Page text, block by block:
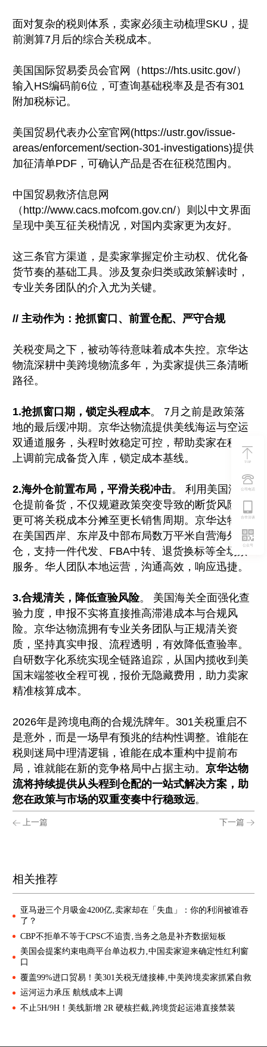
TOP
公司电话
合作洽谈
公众号
面对复杂的税则体系，卖家必须主动梳理SKU，提
前测算7月后的综合关税成本。
美国国际贸易委员会官网（https://hts.usitc.gov/）
输入HS编码前6位，可查询基础税率及是否有301
附加税标记。
美国贸易代表办公室官网(https://ustr.gov/issue-
areas/enforcement/section-301-investigations)提供
加征清单PDF，可确认产品是否在征税范围内。
中国贸易救济信息网
（http://www.cacs.mofcom.gov.cn/）则以中文界面
呈现中美互征关税情况，对国内卖家更为友好。
这三条官方渠道，是卖家掌握定价主动权、优化备
货节奏的基础工具。涉及复杂归类或政策解读时，
专业关务团队的介入尤为关键。
// 主动作为：抢抓窗口、前置仓配、严守合规
关税变局之下，被动等待意味着成本失控。京华达
物流深耕中美跨境物流多年，为卖家提供三条清晰
路径。
1.抢抓窗口期，锁定头程成本。 7月之前是政策落
地的最后缓冲期。京华达物流提供美线海运与空运
双通道服务，头程时效稳定可控，帮助卖家在税率
上调前完成备货入库，锁定成本基线。
2.海外仓前置布局，平滑关税冲击。 利用美国海外
仓提前备货，不仅规避政策突变导致的断货风险，
更可将关税成本分摊至更长销售周期。京华达物流
在美国西岸、东岸及中部布局数万平米自营海外
仓，支持一件代发、FBA中转、退货换标等全场景
服务。华人团队本地运营，沟通高效，响应迅捷。
3.合规清关，降低查验风险。 美国海关全面强化查
验力度，申报不实将直接推高滞港成本与合规风
险。京华达物流拥有专业关务团队与正规清关资
质，坚持真实申报、流程透明，有效降低查验率。
自研数字化系统实现全链路追踪，从国内揽收到美
国末端签收全程可视，报价无隐藏费用，助力卖家
精准核算成本。
2026年是跨境电商的合规洗牌年。301关税重启不
是意外，而是一场早有预兆的结构性调整。谁能在
税则迷局中理清逻辑，谁能在成本重构中提前布
局，谁就能在新的竞争格局中占据主动。京华达物
流将持续提供从头程到仓配的一站式解决方案，助
您在政策与市场的双重变奏中行稳致远。
上一篇 下一篇
相关推荐
亚马逊三个月吸金4200亿‚卖家却在「失血」：你的利润被谁吞
了？
CBP不拒单不等于CPSC不追责‚当务之急是补齐数据短板
美国会提案约束电商平台单边权力‚中国卖家迎来确定性红利窗
口
覆盖99%进口贸易！美301关税无缝接棒‚中美跨境卖家抓紧自救
运河运力承压 航线成本上调
不止5H/9H！美线新增 2R 硬核拦截‚跨境货起运港直接禁装